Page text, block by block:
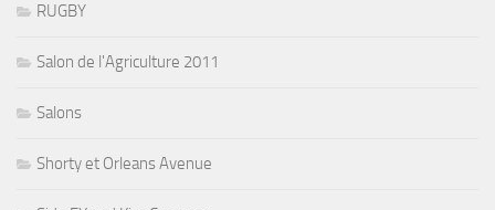
RUGBY
Salon de l'Agriculture 2011
Salons
Shorty et Orleans Avenue